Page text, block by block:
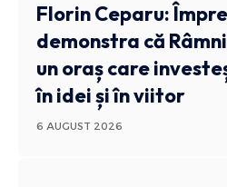
Florin Ceparu:
demonstra că
un oraș care
în idei și în viitor
6 AUGUST 2026